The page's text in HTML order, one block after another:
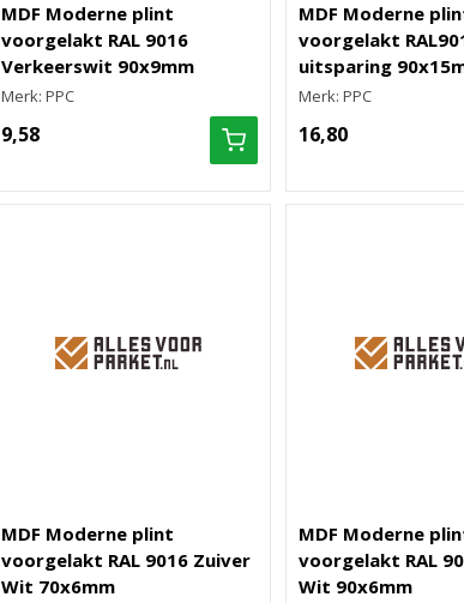
MDF Moderne plint
voorgelakt RAL 9016
Verkeerswit 90x9mm
Merk: PPC
9,58
MDF Moderne
voorgelakt
uitsparing
Merk: PPC
16,80
MDF Moderne plint
voorgelakt RAL 9016 Zuiver
Wit 70x6mm
MDF Moderne
voorgelakt RAL
Wit 90x6mm